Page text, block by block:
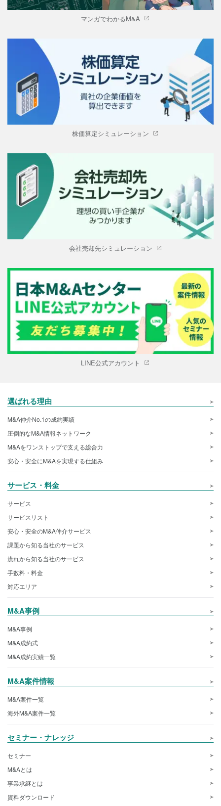
マンガでわかるM&A
株価算定シミュレーション
会社売却先シミュレーション
LINE公式アカウント
選ばれる理由
M&A仲介No.1の成約実績
圧倒的なM&A情報ネットワーク
M&Aをワンストップで支える総合力
安心・安全にM&Aを実現する仕組み
サービス・料金
サービス
サービスリスト
安心・安全のM&A仲介サービス
課題から知る当社のサービス
流れから知る当社のサービス
手数料・料金
対応エリア
M&A事例
M&A事例
M&A成約式
M&A成約実績一覧
M&A案件情報
M&A案件一覧
海外M&A案件一覧
セミナー・ナレッジ
セミナー
M&Aとは
事業承継とは
資料ダウンロード